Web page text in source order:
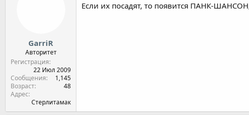
GarriR
Авторитет
Регистрация
22 Июл 2009
Сообщения
1,145
Возраст
48
Адрес
Стерлитамак
Если их посадят, то появится ПАНК-